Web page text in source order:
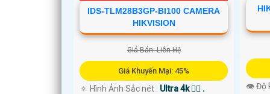
IDS-TLM28B3GP-BI100 CAMERA
HIKVISION
Giá Bán: Liên Hệ
Giá Khuyến Mại: 45%
🔅 Hình Ảnh Sắc nét : Ultra 4k 👍🏾 .
👁 Độ